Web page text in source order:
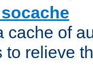
cache of
to relieve